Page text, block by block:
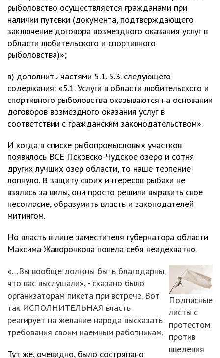
рыболовство осуществляется гражданами при
наличии путевки (документа, подтверждающего
заключение договора возмездного оказания услуг в
области любительского и спортивного
рыболовства)»;
в) дополнить частями 5.1.-5.3. следующего
содержания: «5.1. Услуги в области любительского и
спортивного рыболовства оказываются на основании
договоров возмездного оказания услуг в
соответствии с гражданским законодательством».
И когда в списке рыбопромысловых участков
появилось ВСЁ Псковско-Чудское озеро и сотня
других лучших озер области, то наше терпение
лопнуло. В защиту своих интересов рыбаки не
взялись за вилы, они просто решили выразить свое
несогласие, образумить власть и законодателей
митингом.
Но власть в лице заместителя губернатора области
Максима Жаворонкова повела себя неадекватно.
Подписные
листы с
протестом
против
введения
«…Вы вообще должны быть благодарны,
что вас выслушали», - сказано было
организаторам пикета при встрече. Вот
так ИСПОЛНИТЕЛЬНАЯ власть
реагирует на желание народа высказать
требования своим наемным работникам.
Тут же, очевидно, было состряпано